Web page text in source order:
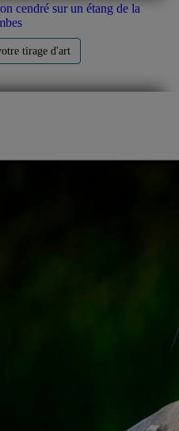
cendré sur un étang de la
tirage d'art